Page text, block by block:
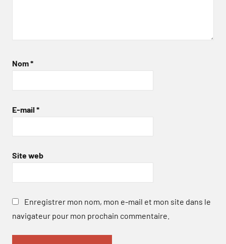
Nom*
E-mail *
Site web
Enregistrer mon nom, mon e-mail et mon site dans le
navigateur pour mon prochain commentaire.